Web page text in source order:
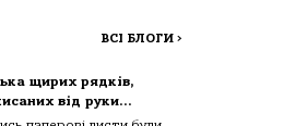
ВСІ БЛОГИ >
щирих рядків,
від руки…